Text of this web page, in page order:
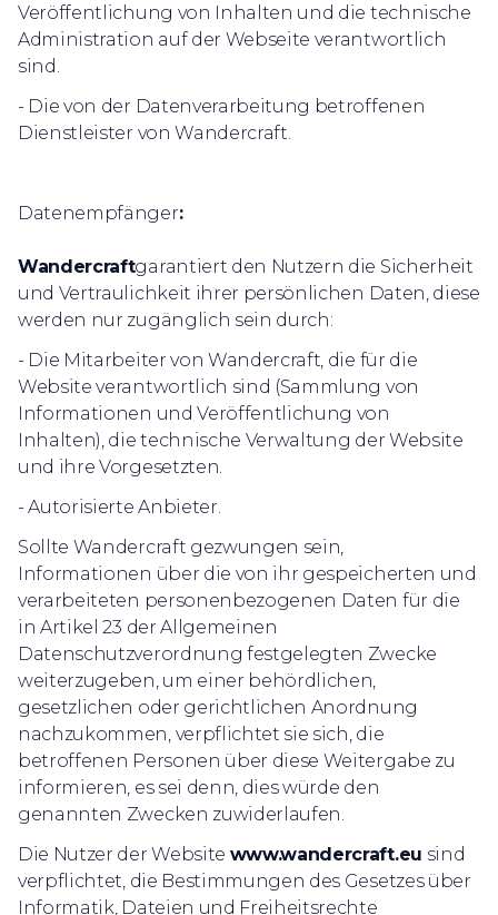
Veröffentlichung von Inhalten und die technische
Administration auf der Webseite verantwortlich
sind.
- Die von der Datenverarbeitung betroffenen
Dienstleister von Wandercraft.
Datenempfänger:
Wandercraftgarantiert den Nutzern die Sicherheit
und Vertraulichkeit ihrer persönlichen Daten, diese
werden nur zugänglich sein durch:
- Die Mitarbeiter von Wandercraft, die für die
Website verantwortlich sind (Sammlung von
Informationen und Veröffentlichung von
Inhalten), die technische Verwaltung der Website
und ihre Vorgesetzten.
- Autorisierte Anbieter.
Sollte Wandercraft gezwungen sein,
Informationen über die von ihr gespeicherten und
verarbeiteten personenbezogenen Daten für die
in Artikel 23 der Allgemeinen
Datenschutzverordnung festgelegten Zwecke
weiterzugeben, um einer behördlichen,
gesetzlichen oder gerichtlichen Anordnung
nachzukommen, verpflichtet sie sich, die
betroffenen Personen über diese Weitergabe zu
informieren, es sei denn, dies würde den
genannten Zwecken zuwiderlaufen.
Die Nutzer der Website www.wandercraft.eu sind
verpflichtet, die Bestimmungen des Gesetzes über
Informatik, Dateien und Freiheitsrechte